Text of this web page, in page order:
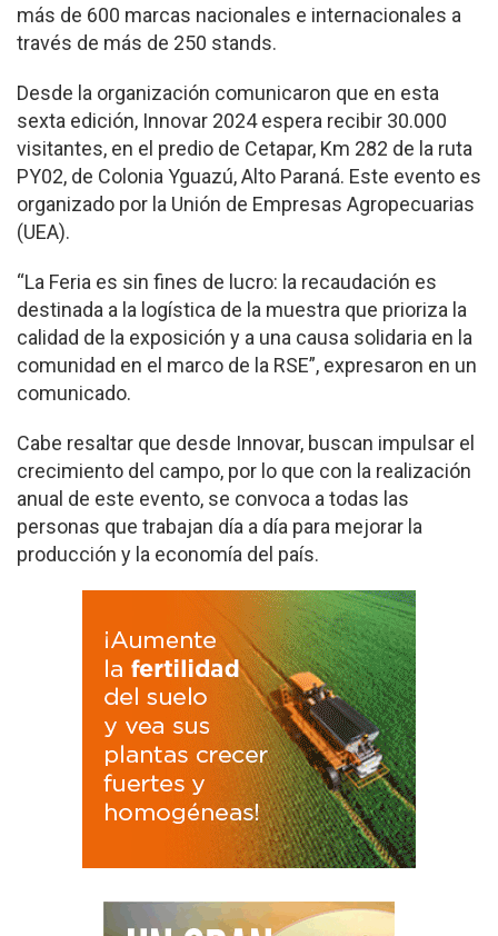
más de 600 marcas nacionales e internacionales a
través de más de 250 stands.
Desde la organización comunicaron que en esta
sexta edición, Innovar 2024 espera recibir 30.000
visitantes, en el predio de Cetapar, Km 282 de la ruta
PY02, de Colonia Yguazú, Alto Paraná. Este evento es
organizado por la Unión de Empresas Agropecuarias
(UEA).
“La Feria es sin fines de lucro: la recaudación es
destinada a la logística de la muestra que prioriza la
calidad de la exposición y a una causa solidaria en la
comunidad en el marco de la RSE”, expresaron en un
comunicado.
Cabe resaltar que desde Innovar, buscan impulsar el
crecimiento del campo, por lo que con la realización
anual de este evento, se convoca a todas las
personas que trabajan día a día para mejorar la
producción y la economía del país.